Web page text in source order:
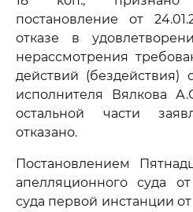
постановление от
отказе в
нерассмотрения
действий (бездействия)
исполнителя Вялкова
остальной части
отказано.
Постановлением
апелляционного суда
суда первой инстанции